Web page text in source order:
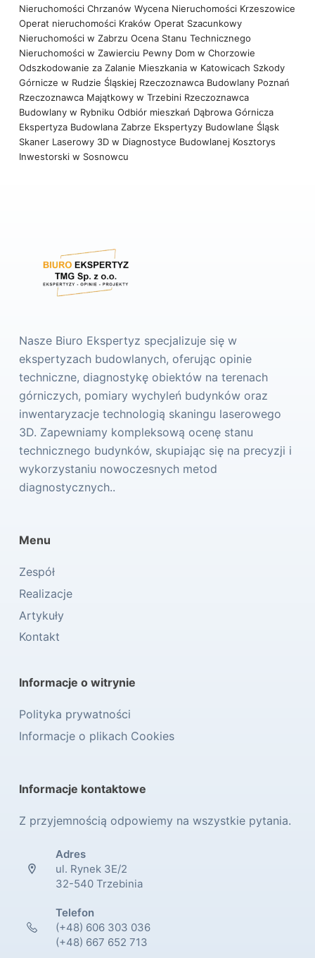
Nieruchomości Chrzanów Wycena Nieruchomości Krzeszowice
Operat nieruchomości Kraków Operat Szacunkowy
Nieruchomości w Zabrzu Ocena Stanu Technicznego
Nieruchomości w Zawierciu Pewny Dom w Chorzowie
Odszkodowanie za Zalanie Mieszkania w Katowicach Szkody
Górnicze w Rudzie Śląskiej Rzeczoznawca Budowlany Poznań
Rzeczoznawca Majątkowy w Trzebini Rzeczoznawca
Budowlany w Rybniku Odbiór mieszkań Dąbrowa Górnicza
Ekspertyza Budowlana Zabrze Ekspertyzy Budowlane Śląsk
Skaner Laserowy 3D w Diagnostyce Budowlanej Kosztorys
Inwestorski w Sosnowcu
Nasze Biuro Ekspertyz specjalizuje się w
ekspertyzach budowlanych, oferując opinie
techniczne, diagnostykę obiektów na terenach
górniczych, pomiary wychyleń budynków oraz
inwentaryzacje technologią skaningu laserowego
3D. Zapewniamy kompleksową ocenę stanu
technicznego budynków, skupiając się na precyzji i
wykorzystaniu nowoczesnych metod
diagnostycznych..
Menu
Zespół
Realizacje
Artykuły
Kontakt
Informacje o witrynie
Polityka prywatności
Informacje o plikach Cookies
Informacje kontaktowe
Z przyjemnością odpowiemy na wszystkie pytania.
Adres
ul. Rynek 3E/2
32-540 Trzebinia
Telefon
(+48) 606 303 036
(+48) 667 652 713